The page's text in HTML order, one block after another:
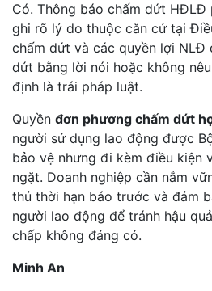
Có. Thông báo chấm dứt HĐLĐ
ghi rõ lý do thuộc căn cứ tại
chấm dứt và các quyền lợi NLĐ
dứt bằng lời nói hoặc không
định là trái pháp luật.
Quyền đơn phương chấm dứt
người sử dụng lao động được
bảo vệ nhưng đi kèm điều kiện
ngặt. Doanh nghiệp cần nắm
thủ thời hạn báo trước và đảm
người lao động để tránh hậu
chấp không đáng có.
Minh An